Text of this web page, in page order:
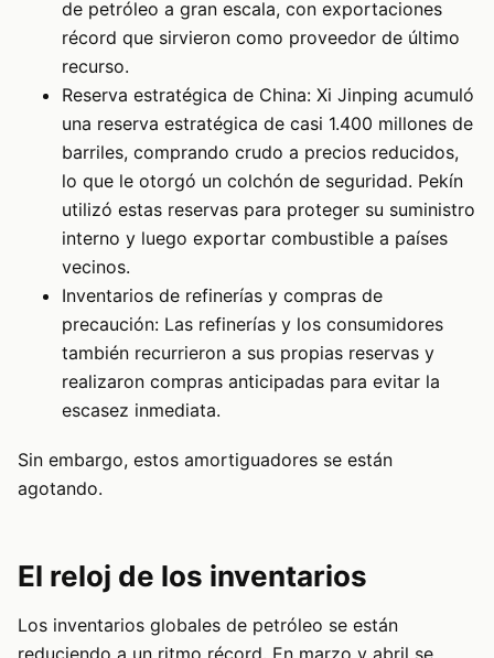
de petróleo a gran escala, con exportaciones
récord que sirvieron como proveedor de último
recurso.
Reserva estratégica de China: Xi Jinping acumuló
una reserva estratégica de casi 1.400 millones de
barriles, comprando crudo a precios reducidos,
lo que le otorgó un colchón de seguridad. Pekín
utilizó estas reservas para proteger su suministro
interno y luego exportar combustible a países
vecinos.
Inventarios de refinerías y compras de
precaución: Las refinerías y los consumidores
también recurrieron a sus propias reservas y
realizaron compras anticipadas para evitar la
escasez inmediata.
Sin embargo, estos amortiguadores se están
agotando.
El reloj de los inventarios
Los inventarios globales de petróleo se están
reduciendo a un ritmo récord. En marzo y abril se